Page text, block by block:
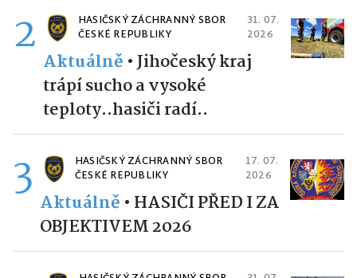
2
HASIČSKÝ ZÁCHRANNÝ SBOR
ČESKÉ REPUBLIKY
31. 07.
2026
Aktuálně •Jihočeský kraj
trápí sucho a vysoké
teploty..hasiči radí..
3
HASIČSKÝ ZÁCHRANNÝ SBOR
ČESKÉ REPUBLIKY
17. 07.
2026
Aktuálně • HASIČI PŘED I ZA
OBJEKTIVEM 2026